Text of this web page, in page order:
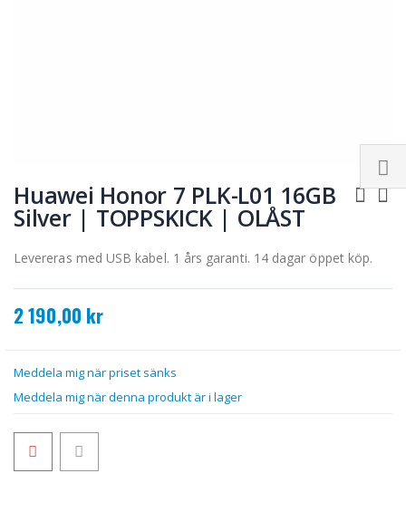
till
början
av
Huawei Honor 7 PLK-L01 16GB
Silver | TOPPSKICK | OLÅST
Levereras med USB kabel. 1 års garanti. 14 dagar öppet köp.
2 190,00 kr
Meddela mig när priset sänks
Meddela mig när denna produkt är i lager